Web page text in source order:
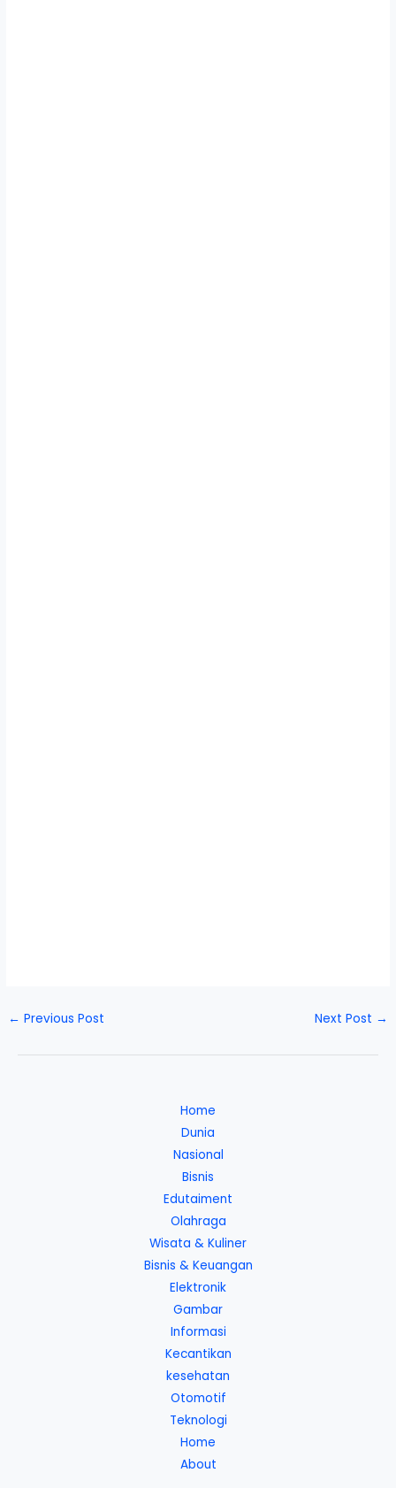
← Previous Post Next Post →
Home
Dunia
Nasional
Bisnis
Edutaiment
Olahraga
Wisata & Kuliner
Bisnis & Keuangan
Elektronik
Gambar
Informasi
Kecantikan
kesehatan
Otomotif
Teknologi
Home
About